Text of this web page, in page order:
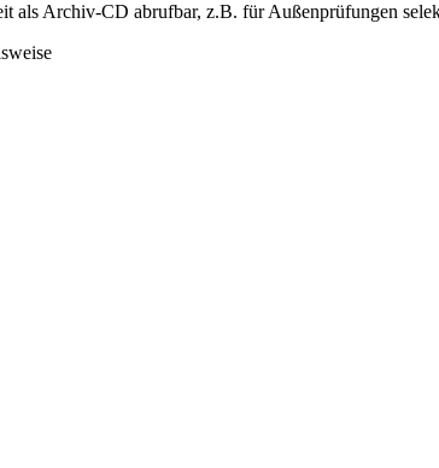
Archiv-CD abrufbar, z.B. für Außenprüfungen